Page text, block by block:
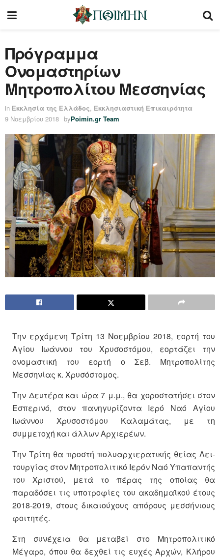
Πρόγραμμα
Ονομαστηρίων
Μητροπολίτου Μεσσηνίας
in Εκκλησία της Ελλάδος, Εκκλησιαστική Επικαιρότητα
9 Νοεμβρίου 2018 byPoimin.gr Team
Την ερχόμενη Tρίτη 13 Νοεμβρίου 2018, εορτή του
Αγίου Ιωάννου του Χρυσοστόμου, εορτάζει την
ονομαστική του εορτή ο Σεβ. Μητρο­πο­λίτης
Μεσσηνίας κ. Χρυσόστομος.
Την Δευτέρα και ώρα 7 μ.μ., θα χοροστα­τήσει στον
Εσπε­ρι­νό, στον πανη­γυρί­ζοντα Ιερό Ναό Αγίου
Ιωάννου Χρυσοστόμου Καλα­μάτας, με τη
συμμετοχή και άλλων Αρχιερέων.
Την Τρίτη θα προστή πολυαρχιερατικής θείας Λει­
τουρ­γίας στον Μητροπολιτικό Ιερόν Ναό Υπαπαντής
του Χριστού, μετά το πέρας της οποίας θα
παραδόσει τις υποτροφίες του ακαδημαϊκού έτους
2018-2019, στους δικαιούχους απόρους μεσσήνιους
φοιτητές.
Στη συνέχεια θα μεταβεί στο Μητροπολιτικό
Μέγαρο, όπου θα δεχθεί τις ευχές Αρχών, Κλήρου